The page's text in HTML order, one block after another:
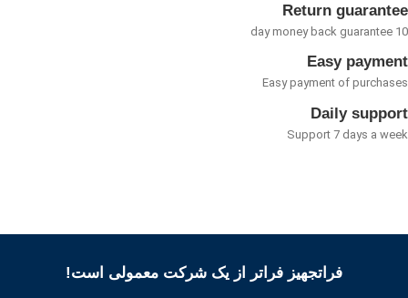
Return
Easy
Easy payment of
Daily
Support 7 days a
فراتجهیز فراتر از یک شرکت معمولی است!